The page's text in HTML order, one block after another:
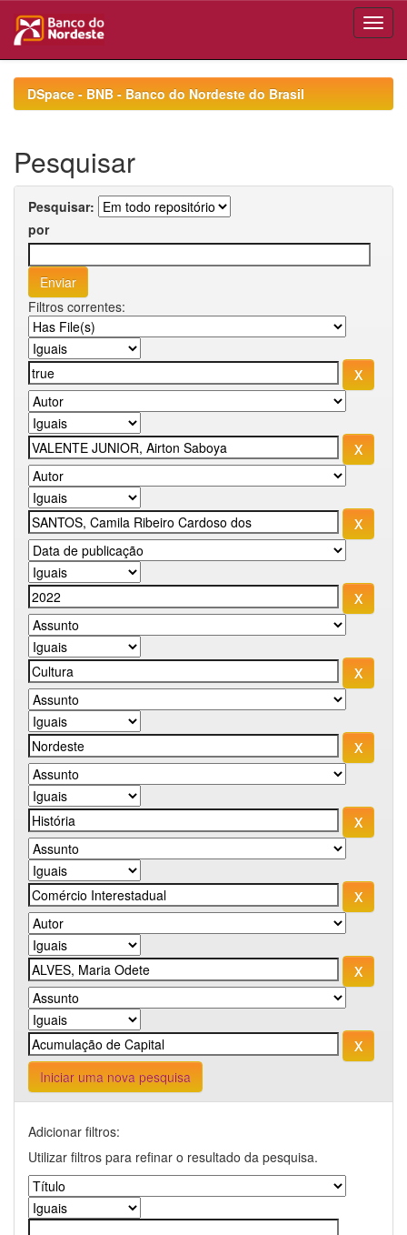
navigationDSpace - BNB - Banco do Nordeste do Brasil
Pesquisar
Pesquisar:
por
Filtros correntes:
Iniciar uma nova pesquisa
Adicionar filtros:
Utilizar filtros para refinar o resultado da pesquisa.